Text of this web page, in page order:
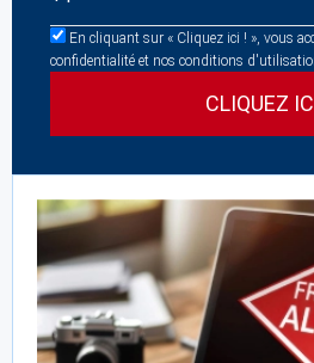
En cliquant sur « Cliquez ici ! », vous
confidentialité et nos conditions